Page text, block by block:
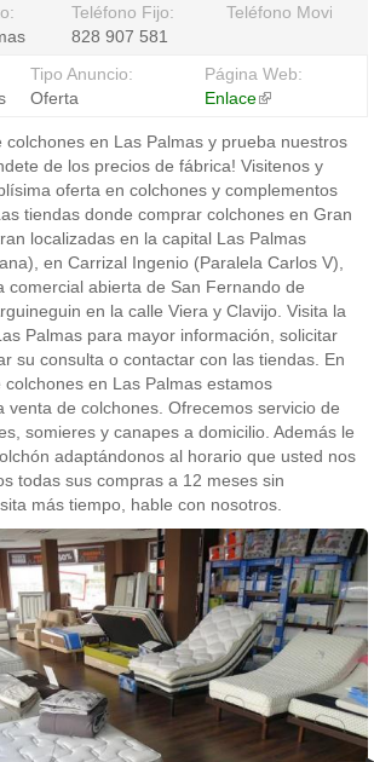
Teléfono Fijo:
828 907 581
Teléfono Movil:
Tipo Anuncio:
Oferta
Página Web:
Enlace(link
external)
colchones en Las Palmas y prueba nuestros
de los precios de fábrica! Visitenos y
oferta en colchones y complementos
tiendas donde comprar colchones en Gran
localizadas en la capital Las Palmas
en Carrizal Ingenio (Paralela Carlos V),
comercial abierta de San Fernando de
en la calle Viera y Clavijo. Visita la
Palmas para mayor información, solicitar
su consulta o contactar con las tiendas. En
en Las Palmas estamos
venta de colchones. Ofrecemos servicio de
somieres y canapes a domicilio. Además le
adaptándonos al horario que usted nos
todas sus compras a 12 meses sin
más tiempo, hable con nosotros.